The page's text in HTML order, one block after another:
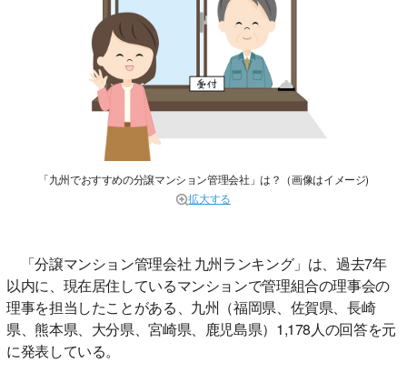
「九州でおすすめの分譲マンション管理会社」は？（画像はイメージ)
拡大する
「分譲マンション管理会社 九州ランキング」は、過去7年
以内に、現在居住しているマンションで管理組合の理事会の
理事を担当したことがある、九州（福岡県、佐賀県、長崎
県、熊本県、大分県、宮崎県、鹿児島県）1,178人の回答を元
に発表している。